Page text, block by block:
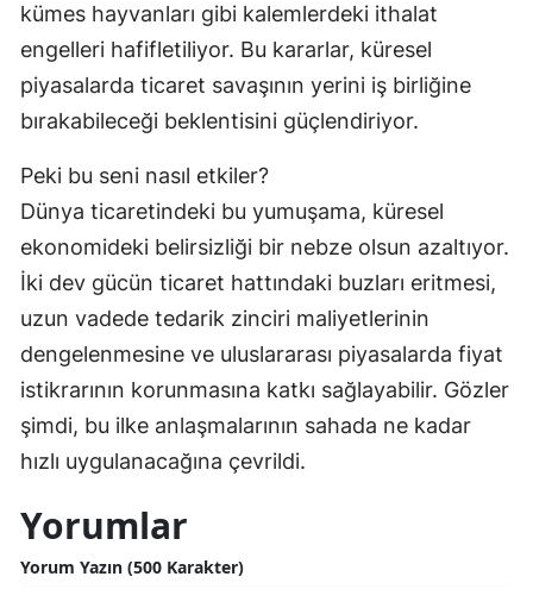
kümes hayvanları gibi kalemlerdeki ithalat
engelleri hafifletiliyor. Bu kararlar, küresel
piyasalarda ticaret savaşının yerini iş birliğine
bırakabileceği beklentisini güçlendiriyor.
Peki bu seni nasıl etkiler?
Dünya ticaretindeki bu yumuşama, küresel
ekonomideki belirsizliği bir nebze olsun azaltıyor.
İki dev gücün ticaret hattındaki buzları eritmesi,
uzun vadede tedarik zinciri maliyetlerinin
dengelenmesine ve uluslararası piyasalarda fiyat
istikrarının korunmasına katkı sağlayabilir. Gözler
şimdi, bu ilke anlaşmalarının sahada ne kadar
hızlı uygulanacağına çevrildi.
Yorumlar
Yorum Yazın (500 Karakter)